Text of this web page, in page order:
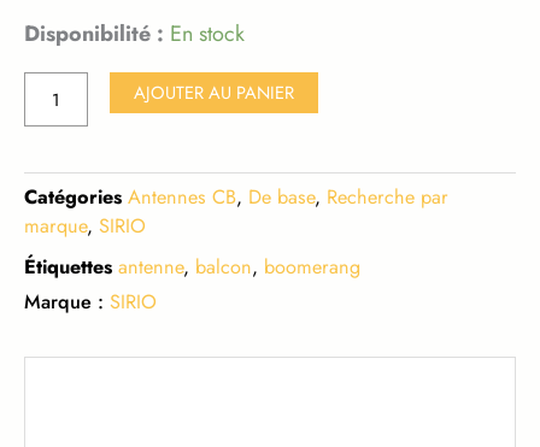
Disponibilité : En stock
quantité
BOOMERANG
27W
SIRIO
AJOUTER AU PANIER
Catégories Antennes CB, De base, Recherche par
marque, SIRIO
Étiquettes antenne, balcon, boomerang
Marque : SIRIO